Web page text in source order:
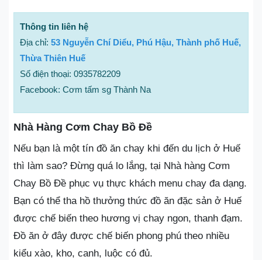
Thông tin liên hệ
Địa chỉ: 53 Nguyễn Chí Diểu, Phú Hậu, Thành phố Huế,
Thừa Thiên Huế
Số điện thoại: 0935782209
Facebook: Cơm tấm sg Thành Na
Nhà Hàng Cơm Chay Bồ Đề
Nếu bạn là một tín đồ ăn chay khi đến du lịch ở Huế
thì làm sao? Đừng quá lo lắng, tại Nhà hàng Cơm
Chay Bồ Đề phục vụ thực khách menu chay đa dạng.
Bạn có thể tha hồ thưởng thức đồ ăn đặc sản ở Huế
được chế biến theo hương vị chay ngon, thanh đạm.
Đồ ăn ở đây được chế biến phong phú theo nhiều
kiểu xào, kho, canh, luộc có đủ.